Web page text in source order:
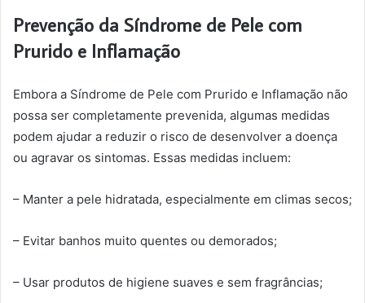
Prevenção da Síndrome de Pele com
Prurido e Inflamação
Embora a Síndrome de Pele com Prurido e Inflamação não
possa ser completamente prevenida, algumas medidas
podem ajudar a reduzir o risco de desenvolver a doença
ou agravar os sintomas. Essas medidas incluem:
– Manter a pele hidratada, especialmente em climas secos;
– Evitar banhos muito quentes ou demorados;
– Usar produtos de higiene suaves e sem fragrâncias;